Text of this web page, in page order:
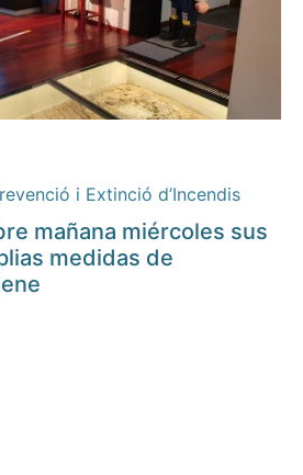
i Extinció d’Incendis
mañana miércoles sus
medidas de